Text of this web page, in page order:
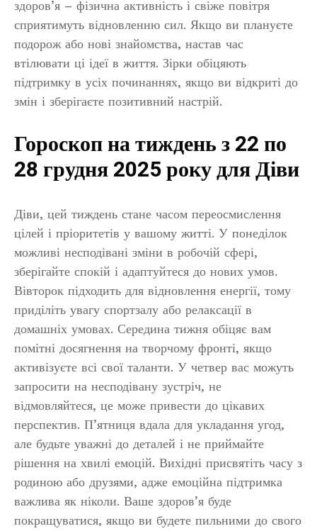
здоров’я – фізична активність і свіже повітря
сприятимуть відновленню сил. Якщо ви плануєте
подорож або нові знайомства, настав час
втілювати ці ідеї в життя. Зірки обіцяють
підтримку в усіх починаннях, якщо ви відкриті до
змін і зберігаєте позитивний настрій.
Гороскоп на тиждень з 22 по
28 грудня 2025 року для Діви
Діви, цей тиждень стане часом переосмислення
цілей і пріоритетів у вашому житті. У понеділок
можливі несподівані зміни в робочій сфері,
зберігайте спокій і адаптуйтеся до нових умов.
Вівторок підходить для відновлення енергії, тому
приділіть увагу спортзалу або релаксації в
домашніх умовах. Середина тижня обіцяє вам
помітні досягнення на творчому фронті, якщо
активізуєте всі свої таланти. У четвер вас можуть
запросити на несподівану зустріч, не
відмовляйтеся, це може привести до цікавих
перспектив. П’ятниця вдала для укладання угод,
але будьте уважні до деталей і не приймайте
рішення на хвилі емоцій. Вихідні присвятіть часу з
родиною або друзями, адже емоційна підтримка
важлива як ніколи. Ваше здоров’я буде
покращуватися, якщо ви будете пильними до свого